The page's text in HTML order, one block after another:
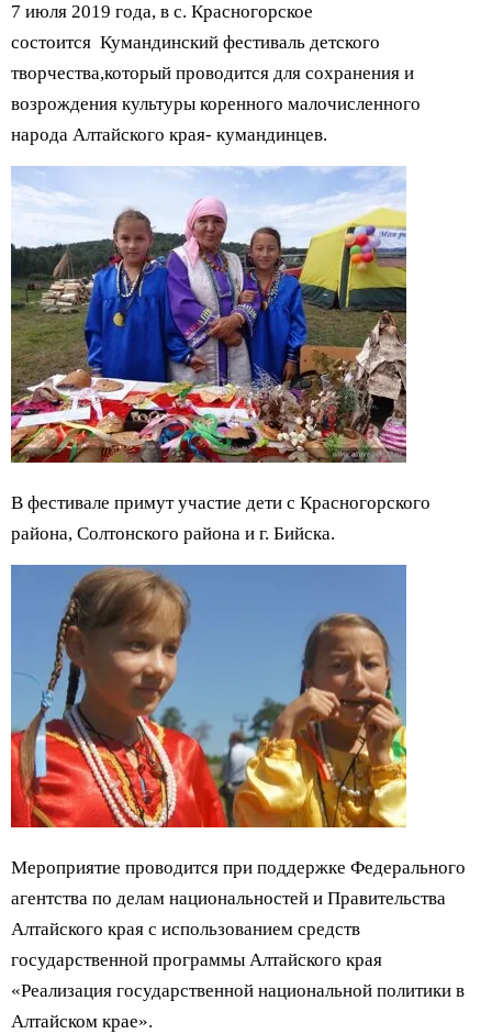
7 июля 2019 года, в с. Красногорское
состоится Кумандинский фестиваль детского
творчества,который проводится для сохранения и
возрождения культуры коренного малочисленного
народа Алтайского края- кумандинцев.
В фестивале примут участие дети с Красногорского
района, Солтонского района и г. Бийска.
Мероприятие проводится при поддержке Федерального
агентства по делам национальностей и Правительства
Алтайского края с использованием средств
государственной программы Алтайского края
«Реализация государственной национальной политики в
Алтайском крае».